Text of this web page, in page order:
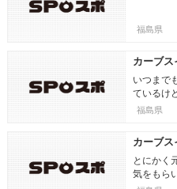
福島県
カーブス
いつまで
ているけ
福島県
カーブス
とにかく
気をもら